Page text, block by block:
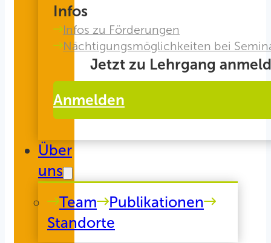
Infos
Infos zu Förderungen
Nächtigungsmöglichkeiten bei
Jetzt zu Lehrgang
Anmelden
Über
uns
Team
Publikationen
Standorte